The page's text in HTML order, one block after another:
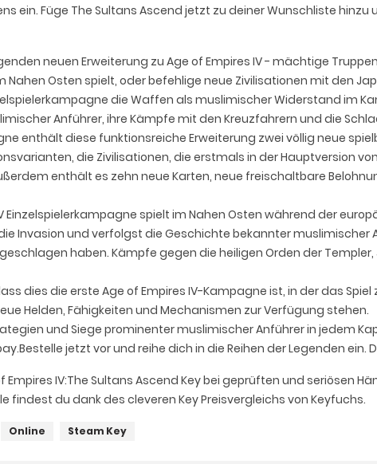
ein. Füge The Sultans Ascend jetzt zu deiner Wunschliste
neuen Erweiterung zu Age of Empires IV - mächtige
Nahen Osten spielt, oder befehlige neue Zivilisationen mit den
die Waffen als muslimischer Widerstand im
Anführer, ihre Kämpfe mit den Kreuzfahrern und die
enthält diese funktionsreiche Erweiterung zwei völlig neue
die Zivilisationen, die erstmals in der Hauptversion
enthält es zehn neue Karten, neue freischaltbare
Einzelspielerkampagne spielt im Nahen Osten während der
Invasion und verfolgst die Geschichte bekannter muslimischer
haben. Kämpfe gegen die heiligen Orden der
dies die erste Age of Empires IV-Kampagne ist, in der das
Helden, Fähigkeiten und Mechanismen zur Verfügung stehen.
und Siege prominenter muslimischer Anführer in jedem
jetzt vor und reihe dich in die Reihen der Legenden ein.
IV:The Sultans Ascend Key bei geprüften und seriösen
findest du dank des cleveren Key Preisvergleichs von Keyfuchs.
Online Steam Key